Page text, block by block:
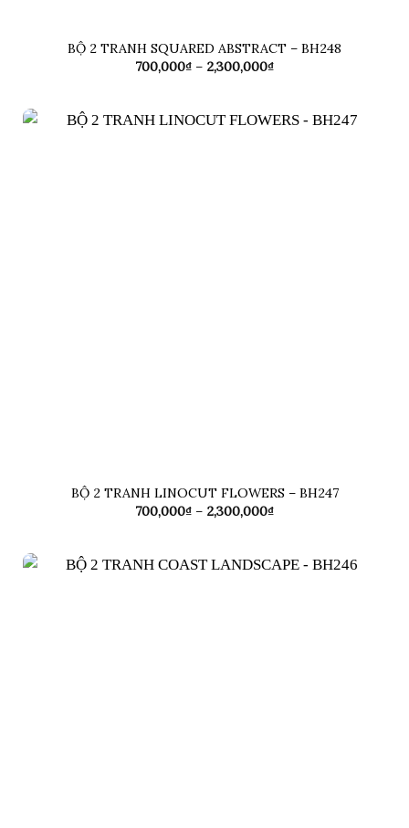
BỘ 2 TRANH SQUARED ABSTRACT – BH248
700,000₫ – 2,300,000₫Khoảng
đến
2,300,000₫
BỘ 2 TRANH LINOCUT FLOWERS – BH247
700,000₫ – 2,300,000₫Khoảng
đến
2,300,000₫